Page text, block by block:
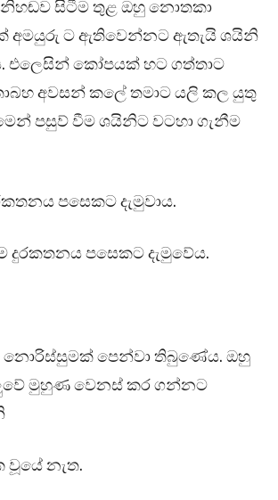
නිහඬව සිටීම තුළ ඔහු නොතකා
අමයුරු ට ඇතිවෙන්නට ඇතැයි ශයිනි
එලෙසින් කෝපයක් හට ගත්තාට
අවසන් කලේ තමාට යලි කල යුතු
පසුව් වීම ශයිනිට වටහා ගැනීම
පසෙකට දැමුවාය.
දුරකතනය පසෙකට දැමුවේය.
නොරිස්සුමක් පෙන්වා තිබුණේය. ඔහු
මුහුණ වෙනස් කර ගන්නට
වූයේ නැත.